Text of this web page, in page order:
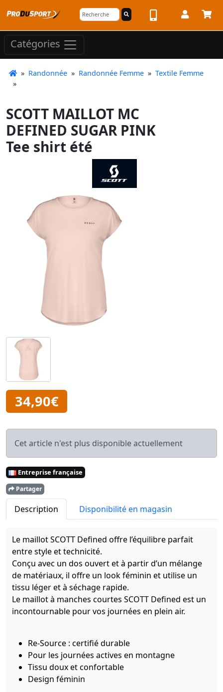
Catégories
» Randonnée » Randonnée Femme » Textile Femme
»
SCOTT MAILLOT MC
DEFINED SUGAR PINK
Tee shirt été
34,90€
Cet article n'est plus disponible actuellement
Entreprise française
Partager
Description Disponibilité en magasin
Le maillot SCOTT Defined offre l’équilibre parfait
entre style et technicité.
Conçu avec un dos ouvert et à partir d’un mélange
de matériaux, il offre un look féminin et utilise un
tissu léger et à séchage rapide.
Le maillot à manches courtes SCOTT Defined est un
incontournable pour vos journées en plein air.
Re-Source : certifié durable
Pour les journées actives en montagne
Tissu doux et confortable
Design féminin